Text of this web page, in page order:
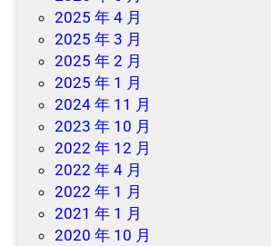
2025 年 4 月
2025 年 3 月
2025 年 2 月
2025 年 1 月
2024 年 11 月
2023 年 10 月
2022 年 12 月
2022 年 4 月
2022 年 1 月
2021 年 1 月
2020 年 10 月